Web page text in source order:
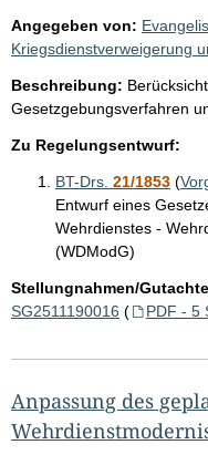
Angegeben von:
Kriegsdienstverweigerung
Beschreibung:
Gesetzgebungsverfahren
Zu Regelungsentwurf:
BT-Drs. 21/1853 (
Entwurf eines
Wehrdienstes -
(WDModG)
Stellungnahmen/
SG2511190016 ( PDF - 5
Anpassung des